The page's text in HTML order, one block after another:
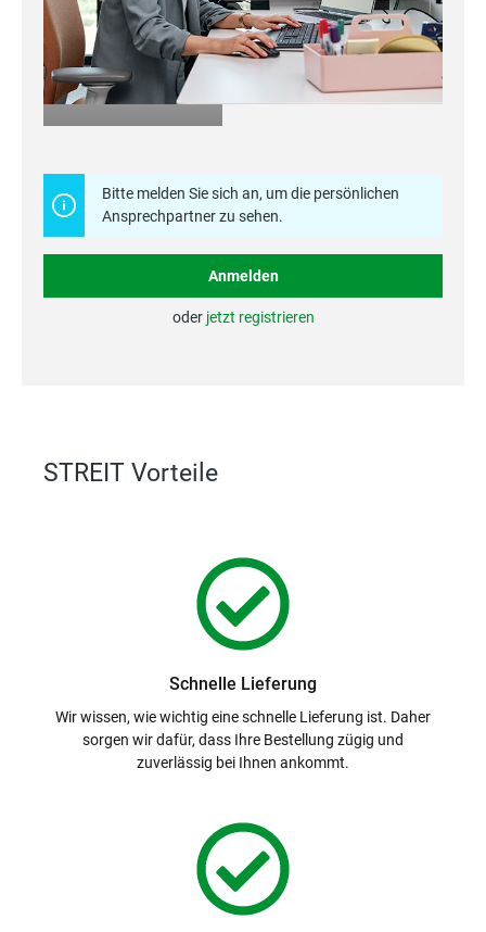
Mehr erfahren
Bitte melden Sie sich an, um die persönlichen
Ansprechpartner zu sehen.
Anmelden
oder jetzt registrieren
STREIT Vorteile
Schnelle Lieferung
Wir wissen, wie wichtig eine schnelle Lieferung ist. Daher
sorgen wir dafür, dass Ihre Bestellung zügig und
zuverlässig bei Ihnen ankommt.